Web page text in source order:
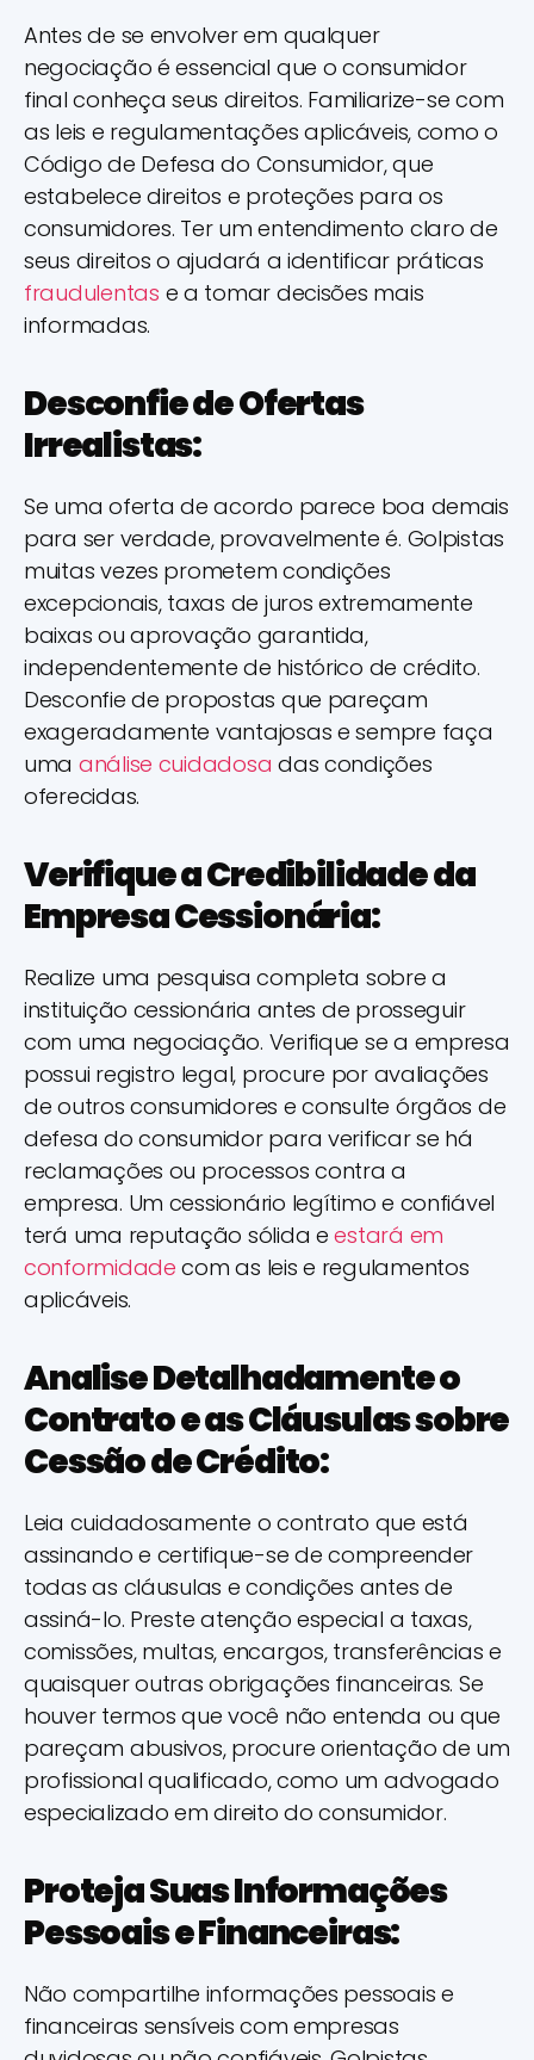
Antes de se envolver em qualquer
negociação é essencial que o consumidor
final conheça seus direitos. Familiarize-se com
as leis e regulamentações aplicáveis, como o
Código de Defesa do Consumidor, que
estabelece direitos e proteções para os
consumidores. Ter um entendimento claro de
seus direitos o ajudará a identificar práticas
fraudulentas e a tomar decisões mais
informadas.
Desconfie de Ofertas
Irrealistas:
Se uma oferta de acordo parece boa demais
para ser verdade, provavelmente é. Golpistas
muitas vezes prometem condições
excepcionais, taxas de juros extremamente
baixas ou aprovação garantida,
independentemente de histórico de crédito.
Desconfie de propostas que pareçam
exageradamente vantajosas e sempre faça
uma análise cuidadosa das condições
oferecidas.
Verifique a Credibilidade da
Empresa Cessionária:
Realize uma pesquisa completa sobre a
instituição cessionária antes de prosseguir
com uma negociação. Verifique se a empresa
possui registro legal, procure por avaliações
de outros consumidores e consulte órgãos de
defesa do consumidor para verificar se há
reclamações ou processos contra a
empresa. Um cessionário legítimo e confiável
terá uma reputação sólida eestará em
conformidade com as leis e regulamentos
aplicáveis.
Analise Detalhadamente o
Contrato e as Cláusulas sobre
Cessão de Crédito:
Leia cuidadosamente o contrato que está
assinando e certifique-se de compreender
todas as cláusulas e condições antes de
assiná-lo. Preste atenção especial a taxas,
comissões, multas, encargos, transferências e
quaisquer outras obrigações financeiras. Se
houver termos que você não entenda ou que
pareçam abusivos, procure orientação de um
profissional qualificado, como um advogado
especializado em direito do consumidor.
Proteja Suas Informações
Pessoais e Financeiras:
Não compartilhe informações pessoais e
financeiras sensíveis com empresas